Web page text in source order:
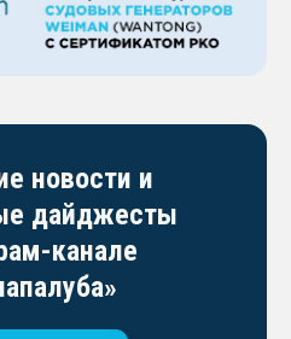
новости и
дайджесты
канале